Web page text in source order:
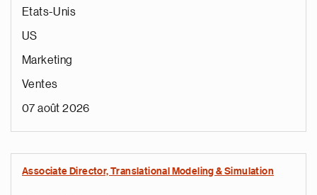
Etats-Unis
US
Marketing
Ventes
07 août 2026
Associate Director, Translational Modeling & Simulation